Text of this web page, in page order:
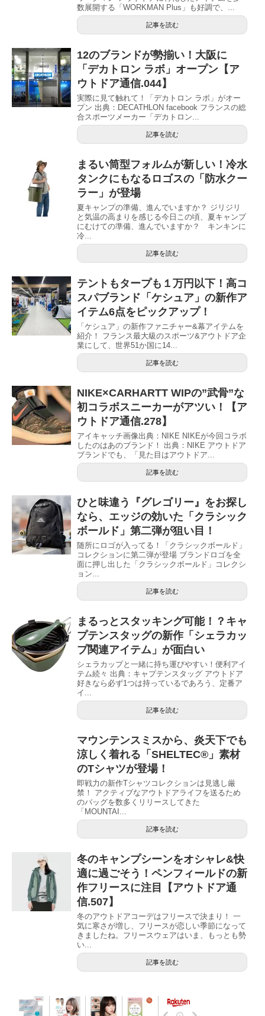
数展開する「WORKMAN Plus」も好調で、...
記事を読む
12のブランドが勢揃い！大阪に
「デカトロン ラボ」オープン【ア
ウトドア通信.044】
実際に見て触れて！「デカトロン ラボ」がオー
プン 出典：DECATHLON facebook フランスの総
合スポーツメーカー「デカトロン...
記事を読む
まるい筒型フォルムが新しい！冷水
タンクにもなるロゴスの「防水クー
ラー」が登場
夏キャンプの準備、進んでいますか？ ジリジリ
と気温の高まりを感じる今日この頃、夏キャンプ
にむけての準備、進んでいますか？ キンキンに
冷...
記事を読む
テントもタープも１万円以下！高コ
スパブランド「ケシュア」の新作ア
イテム6点をピックアップ！
「ケシュア」の新作ファニチャー&幕アイテムを
紹介！ フランス最大級のスポーツ&アウトドア企
業にして、世界51か国に14...
記事を読む
NIKE×CARHARTT WIPの”武骨”な
初コラボスニーカーがアツい！【ア
ウトドア通信.278】
アイキャッチ画像出典：NIKE NIKEが今回コラボ
したのはあのブランド！ 出典：NIKE アウトドア
ブランドでも、「見た目はアウトドア...
記事を読む
ひと味違う『グレゴリー』をお探し
なら、エッジの効いた「クラシック
ボールド」第二弾が狙い目！
随所にロゴが入ってる！「クラシックボールド」
コレクションに第二弾が登場 ブランドロゴを全
面に押し出した「クラシックボールド」コレクシ
ョン...
記事を読む
まるっとスタッキング可能！？キャ
プテンスタッグの新作「シェラカッ
プ関連アイテム」が面白い
シェラカップと一緒に持ち運びやすい！便利アイ
テム続々 出典：キャプテンスタッグ アウトドア
好きなら必ず1つは持っているであろう、定番ア
イ...
記事を読む
マウンテンスミスから、炎天下でも
涼しく着れる「SHELTEC®️」素材
のTシャツが登場！
即戦力の新作Tシャツコレクションは見逃し厳
禁！ アクティブなアウトドアライフを送るため
のバッグを数多くリリースしてきた
「MOUNTAI...
記事を読む
冬のキャンプシーンをオシャレ&快
適に過ごそう！ペンフィールドの新
作フリースに注目【アウトドア通
信.507】
冬のアウトドアコーデはフリースで決まり！ 一
気に寒さが増し、フリースが恋しい季節になって
きましたね。フリースウェアはいま、もっとも勢
い...
記事を読む